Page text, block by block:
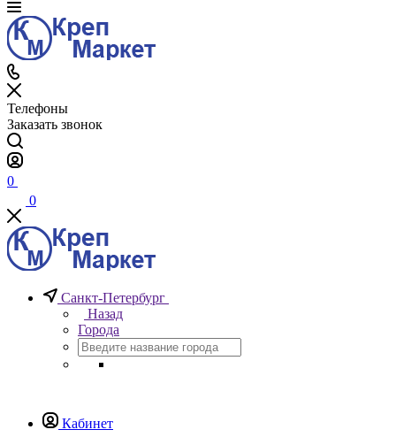
Телефоны
Заказать звонок
0
0
Санкт-Петербург
Назад
Города
Кабинет